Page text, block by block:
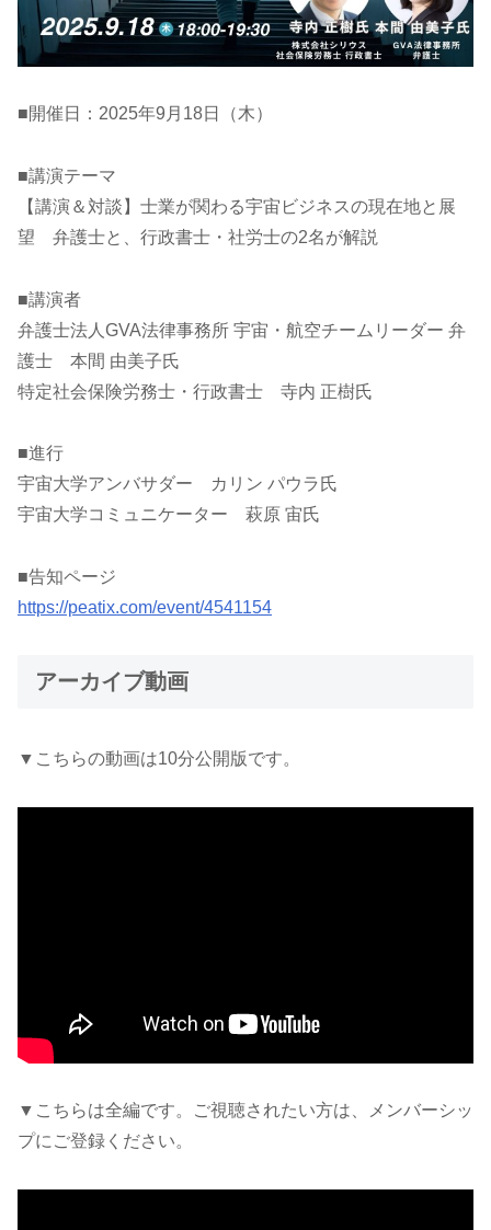
■開催日：2025年9月18日（木）
■講演テーマ
【講演＆対談】士業が関わる宇宙ビジネスの現在地と展
望 弁護士と、行政書士・社労士の2名が解説
■講演者
弁護士法人GVA法律事務所 宇宙・航空チームリーダー 弁
護士 本間 由美子氏
特定社会保険労務士・行政書士 寺内 正樹氏
■進行
宇宙大学アンバサダー カリン パウラ氏
宇宙大学コミュニケーター 萩原 宙氏
■告知ページ
https://peatix.com/event/4541154
アーカイブ動画
▼こちらの動画は10分公開版です。
▼こちらは全編です。ご視聴されたい方は、メンバーシッ
プにご登録ください。